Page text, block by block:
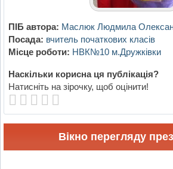
ПІБ автора: Маслюк Людмила
Посада: вчитель початкових класів
Місце роботи: НВК№10 м.Дружківки
Наскільки корисна ця публікація?
Натисніть на зірочку, щоб оцінити!
Вікно перегляду